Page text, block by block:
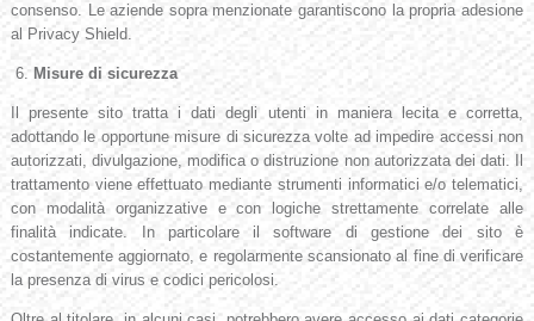
consenso. Le aziende sopra menzionate garantiscono la propria adesione
al Privacy Shield.
6. Misure di sicurezza
Il presente sito tratta i dati degli utenti in maniera lecita e corretta,
adottando le opportune misure di sicurezza volte ad impedire accessi non
autorizzati, divulgazione, modifica o distruzione non autorizzata dei dati. Il
trattamento viene effettuato mediante strumenti informatici e/o telematici,
con modalità organizzative e con logiche strettamente correlate alle
finalità indicate. In particolare il software di gestione dei sito è
costantemente aggiornato, e regolarmente scansionato al fine di verificare
la presenza di virus e codici pericolosi.